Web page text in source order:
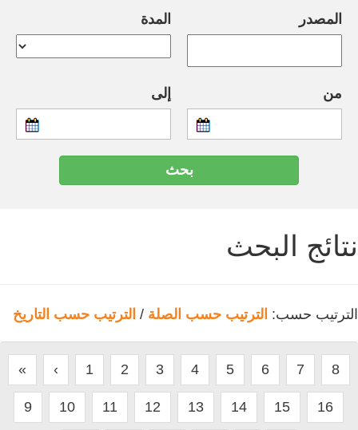
المصدر المدة
من إلى
نتائج البحث
الترتيب حسب: الترتيب حسب الصلة / الترتيب حسب التاريخ
« ‹ 1 2 3 4 5 6 7 8
9 10 11 12 13 14 15 16